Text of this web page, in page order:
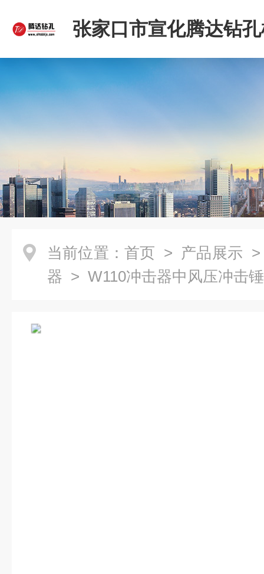
张家口市宣化腾达钻
限公司
当前位置： 首页 > 产品展示
器 > W110冲击器中风压冲击锤